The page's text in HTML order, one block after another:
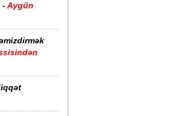
-Aygün